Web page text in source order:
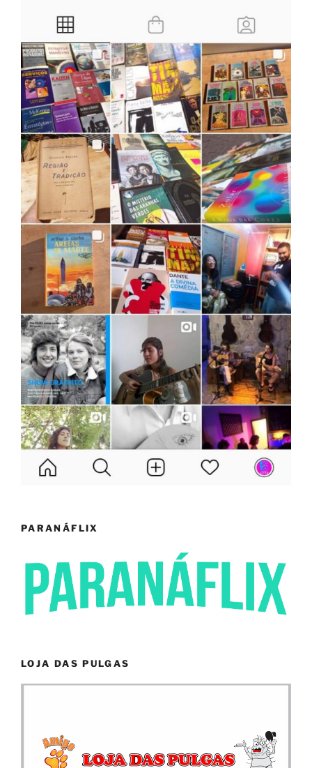
PARANÁFLIX
LOJA DAS PULGAS